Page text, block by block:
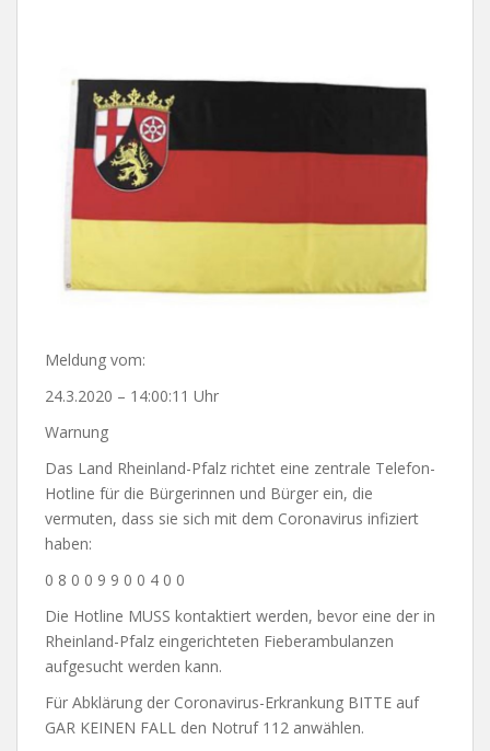
Meldung vom:
24.3.2020 – 14:00:11 Uhr
Warnung
Das Land Rheinland-Pfalz richtet eine zentrale Telefon-
Hotline für die Bürgerinnen und Bürger ein, die
vermuten, dass sie sich mit dem Coronavirus infiziert
haben:
0 8 0 0 9 9 0 0 4 0 0
Die Hotline MUSS kontaktiert werden, bevor eine der in
Rheinland-Pfalz eingerichteten Fieberambulanzen
aufgesucht werden kann.
Für Abklärung der Coronavirus-Erkrankung BITTE auf
GAR KEINEN FALL den Notruf 112 anwählen.